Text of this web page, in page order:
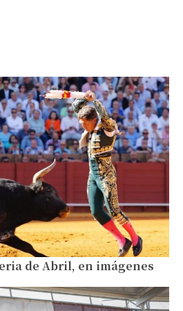
de Abril, en imágenes